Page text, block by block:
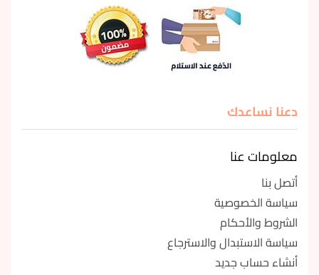
دعنا نساعدك
معلومات عنا
أتصل بنا
سياسة الخصوصية
الشروط والأحكام
سياسة الاستبدال والاسترجاع
أنشاء حساب جديد